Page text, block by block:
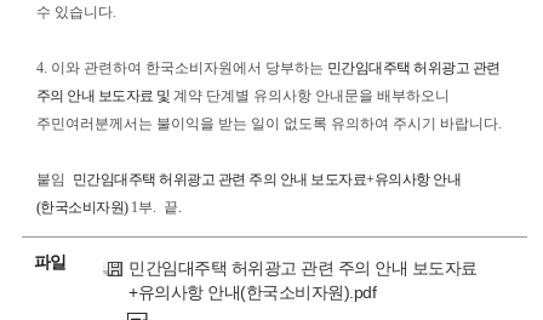
수 있습니다.
4. 이와 관련하여 한국소비자원에서 당부하는 민간임대주택 허위광고 관련
주의 안내 보도자료 및계약 단계별 유의사항 안내문을 배부하오니
주민여러분께서는 불이익을 받는 일이 없도록 유의하여 주시기 바랍니다.
붙임 민간임대주택 허위광고 관련 주의 안내 보도자료+유의사항 안내
(한국소비자원) 1부. 끝.
파일
민간임대주택 허위광고 관련 주의 안내 보도자료
+유의사항 안내(한국소비자원).pdf